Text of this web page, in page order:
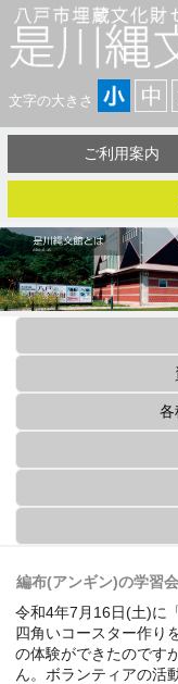
文字の大きさ
ご利用案内
各
編布(アンギン)の学習会
令和4年7月16日(土)に
四角いコースター作り
の体験ができたのです
ん。ボランティアの活